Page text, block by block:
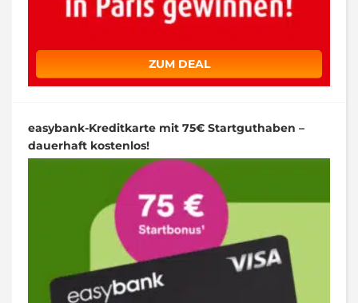
ZUM DEAL
easybank-Kreditkarte mit 75€ Startguthaben –
dauerhaft kostenlos!